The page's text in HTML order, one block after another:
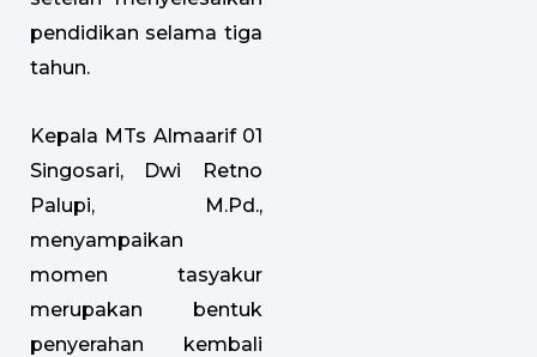
pendidikan selama tiga
tahun.
Kepala MTs Almaarif 01
Singosari, Dwi Retno
Palupi, M.Pd.,
menyampaikan
momen tasyakur
merupakan bentuk
penyerahan kembali